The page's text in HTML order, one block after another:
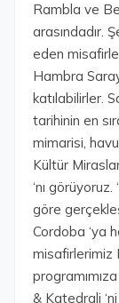
Rambla ve
arasındadır.
eden
Hambra
katılabilirler.
tarihinin en
mimarisi,
Kültür
‘nı
göre
Cordoba ‘ya
misafirlerimiz
& Katedrali